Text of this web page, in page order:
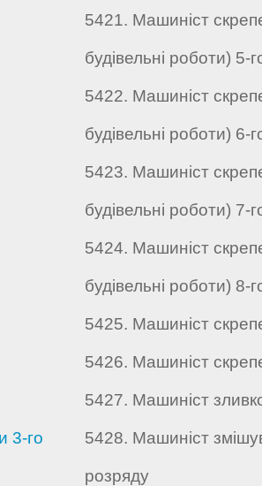
5421. Машиніст
будівельні роботи) 5-
5422. Машиніст
будівельні роботи) 6-
5423. Машиніст
будівельні роботи) 7-
5424. Машиніст
будівельні роботи) 8-
5425. Машиніст
5426. Машиніст
5427. Машиніст
3-го 5428. Машиніст
розряду